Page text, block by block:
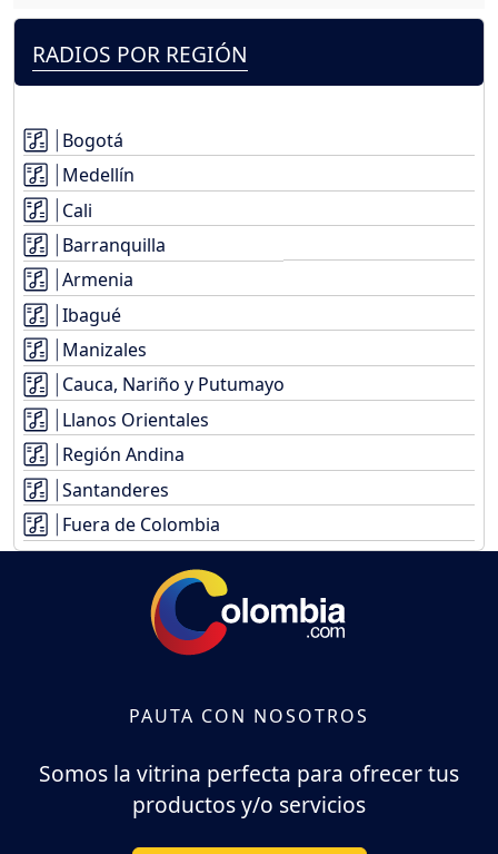
RADIOS POR REGIÓN
Bogotá
Medellín
Cali
Barranquilla
Armenia
Ibagué
Manizales
Cauca, Nariño y Putumayo
Llanos Orientales
Región Andina
Santanderes
Fuera de Colombia
PAUTA CON NOSOTROS
Somos la vitrina perfecta para ofrecer tus
productos y/o servicios